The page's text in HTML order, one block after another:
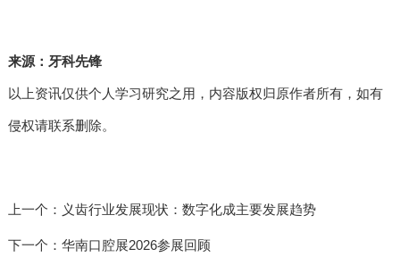
来源：牙科先锋
以上资讯仅供个人学习研究之用，内容版权归原作者所有，如有
侵权请联系删除。
上一个： 义齿行业发展现状：数字化成主要发展趋势
下一个： 华南口腔展2026参展回顾